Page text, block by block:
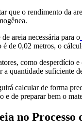
que o rendimento da
areia necessária para o
é de 0,02 metros, o
como desperdício
a quantidade suficiente
calcular de forma
e de preparar bem o
no Processo